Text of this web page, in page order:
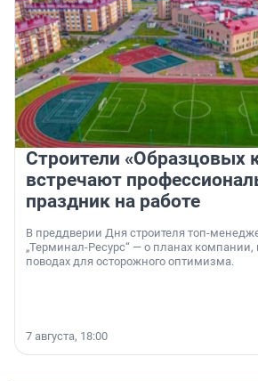
Строители «Образцовых
встречают
праздник на работе
В преддверии Дня строителя топ-
„Терминал-Ресурс“ — о планах компании,
поводах для осторожного оптимизма.
7 августа, 18:00